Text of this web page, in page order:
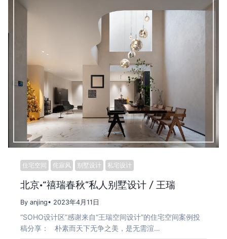
住宅空间 侘寂风 别墅设计 私宅设计
北京·“禧瑞春秋”私人别墅设计 / 王瑞
By anjing• 2023年4月11日
“SOHO设计区”感谢来自“王瑞空间设计”的住宅空间案例投
稿分享： 朴素而天下无争之美，是无需渲…